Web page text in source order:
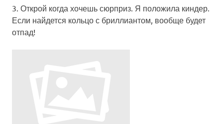
3. Открой когда хочешь сюрприз . Я положила киндер.
Если найдется кольцо с бриллиантом, вообще будет
отпад!